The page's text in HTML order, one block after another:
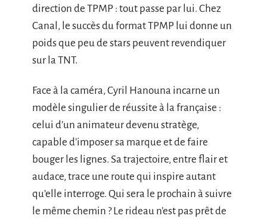
direction de TPMP : tout passe par lui. Chez
Canal, le succès du format TPMP lui donne un
poids que peu de stars peuvent revendiquer
sur la TNT.
Face à la caméra, Cyril Hanouna incarne un
modèle singulier de réussite à la française :
celui d’un animateur devenu stratège,
capable d’imposer sa marque et de faire
bouger les lignes. Sa trajectoire, entre flair et
audace, trace une route qui inspire autant
qu’elle interroge. Qui sera le prochain à suivre
le même chemin ? Le rideau n’est pas prêt de